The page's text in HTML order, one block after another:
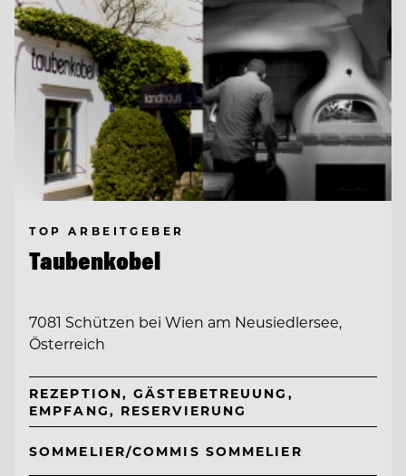
TOP ARBEITGEBER
Taubenkobel
7081 Schützen bei Wien am Neusiedlersee,
Österreich
REZEPTION, GÄSTEBETREUUNG,
EMPFANG, RESERVIERUNG
SOMMELIER/COMMIS SOMMELIER